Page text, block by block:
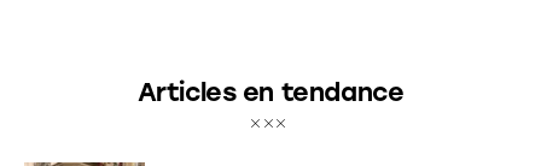
Articles en tendance